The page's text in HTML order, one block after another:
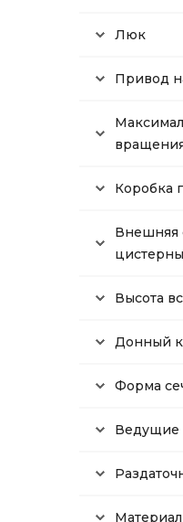
Люк
Привод
Коробка
Внешняя
цистерны
Высота
Донный
Форма
Ведущие